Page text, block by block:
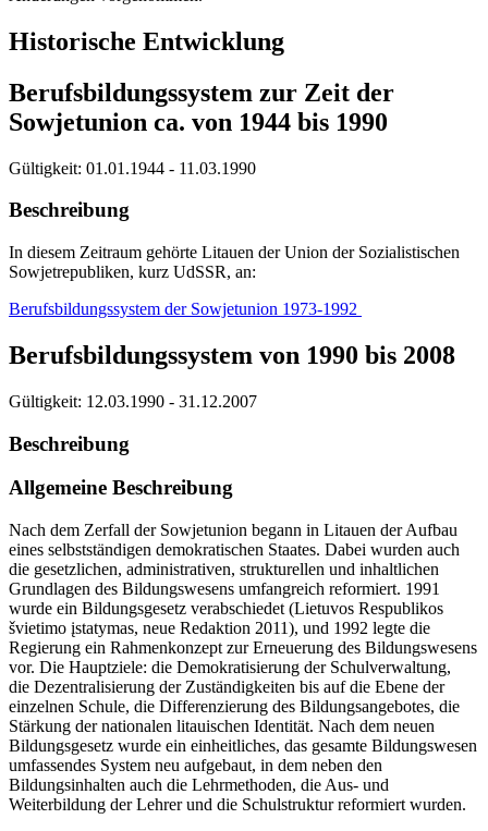
Historische Entwicklung
Berufsbildungssystem zur Zeit der
Sowjetunion ca. von 1944 bis 1990
Gültigkeit: 01.01.1944 - 11.03.1990
Beschreibung
In diesem Zeitraum gehörte Litauen der Union der Sozialistischen
Sowjetrepubliken, kurz UdSSR, an:
Berufsbildungssystem der Sowjetunion 1973-1992
Berufsbildungssystem von 1990 bis 2008
Gültigkeit: 12.03.1990 - 31.12.2007
Beschreibung
Allgemeine Beschreibung
Nach dem Zerfall der Sowjetunion begann in Litauen der Aufbau
eines selbstständigen demokratischen Staates. Dabei wurden auch
die gesetzlichen, administrativen, strukturellen und inhaltlichen
Grundlagen des Bildungswesens umfangreich reformiert. 1991
wurde ein Bildungsgesetz verabschiedet (Lietuvos Respublikos
švietimo įstatymas, neue Redaktion 2011), und 1992 legte die
Regierung ein Rahmenkonzept zur Erneuerung des Bildungswesens
vor. Die Hauptziele: die Demokratisierung der Schulverwaltung,
die Dezentralisierung der Zuständigkeiten bis auf die Ebene der
einzelnen Schule, die Differenzierung des Bildungsangebotes, die
Stärkung der nationalen litauischen Identität. Nach dem neuen
Bildungsgesetz wurde ein einheitliches, das gesamte Bildungswesen
umfassendes System neu aufgebaut, in dem neben den
Bildungsinhalten auch die Lehrmethoden, die Aus- und
Weiterbildung der Lehrer und die Schulstruktur reformiert wurden.